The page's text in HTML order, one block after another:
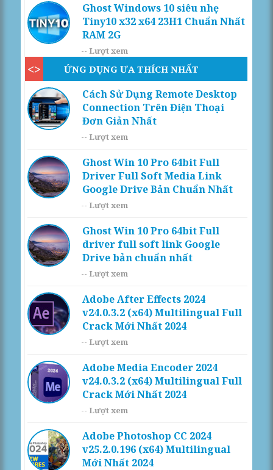
Ghost Windows 10 siêu nhẹ
Tiny10 x32 x64 23H1 Chuẩn Nhất
RAM 2G
-- Lượt xem
ỨNG DỤNG ƯA THÍCH NHẤT
Cách Sử Dụng Remote Desktop
Connection Trên Điện Thoại
Đơn Giản Nhất
-- Lượt xem
Ghost Win 10 Pro 64bit Full
Driver Full Soft Media Link
Google Drive Bản Chuẩn Nhất
-- Lượt xem
Ghost Win 10 Pro 64bit Full
driver full soft link Google
Drive bản chuẩn nhất
-- Lượt xem
Adobe After Effects 2024
v24.0.3.2 (x64) Multilingual Full
Crack Mới Nhất 2024
-- Lượt xem
Adobe Media Encoder 2024
v24.0.3.2 (x64) Multilingual Full
Crack Mới Nhất 2024
-- Lượt xem
Adobe Photoshop CC 2024
v25.2.0.196 (x64) Multilingual
Mới Nhất 2024